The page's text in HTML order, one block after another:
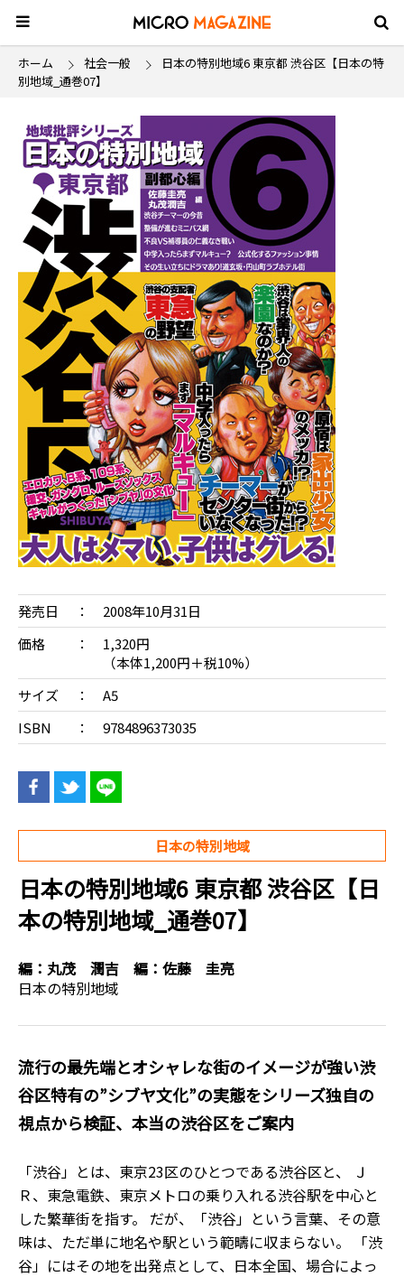
ホーム 社会一般
日本の特別地域6 東京都 渋谷区【日本の特
別地域_通巻07】
発売日
2008年10月31日
価格
1,320円
（本体1,200円＋税10%）
サイズ
A5
ISBN
9784896373035
日本の特別地域
日本の特別地域6 東京都 渋谷区【日
本の特別地域_通巻07】
編： 丸茂 潤吉 編： 佐藤 圭亮
日本の特別地域
流行の最先端とオシャレな街のイメージが強い渋
谷区特有の”シブヤ文化”の実態をシリーズ独自の
視点から検証、本当の渋谷区をご案内
「渋谷」とは、東京23区のひとつである渋谷区と、 Ｊ
Ｒ、東急電鉄、東京メトロの乗り入れる渋谷駅を中心と
した繁華街を指す。 だが、「渋谷」という言葉、その意
味は、ただ単に地名や駅という範疇に収まらない。 「渋
谷」にはその地を出発点として、日本全国、場合によっ